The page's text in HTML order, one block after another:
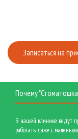
Записаться на
Почему
В нашей клинике ведут
работать даже с